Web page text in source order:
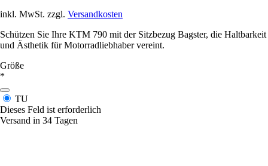
inkl. MwSt. zzgl. Versandkosten
Schützen Sie Ihre KTM 790 mit der Sitzbezug Bagster, die Haltbarkeit
und Ästhetik für Motorradliebhaber vereint.
Größe
*
TU
Dieses Feld ist erforderlich
Versand in 34 Tagen